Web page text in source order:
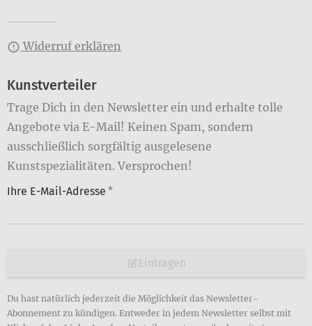
Widerruf erklären
Kunstverteiler
Trage Dich in den Newsletter ein und erhalte tolle
Angebote via E-Mail! Keinen Spam, sondern
ausschließlich sorgfältig ausgelesene
Kunstspezialitäten. Versprochen!
Ihre E-Mail-Adresse *
Eintragen
Du hast natürlich jederzeit die Möglichkeit das Newsletter-
Abonnement zu kündigen. Entweder in jedem Newsletter selbst mit